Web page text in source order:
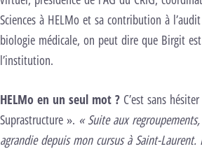
Sciences à HELMo et sa contribution à
biologie médicale, on peut dire que Birgit
l’institution.
HELMo en un seul mot ? C’est sans
Suprastructure ». « Suite aux
agrandie depuis mon cursus à Saint-Laurent.